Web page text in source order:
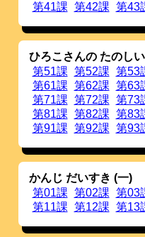
20120823
音声サンプル
ご利用にあた
TOP画面にご
20120818
日本語教育国
第41課 第42課 第43
ひろこさんの たのし
第51課 第52課 第53
第61課 第62課 第63
第71課 第72課 第73
第81課 第82課 第83
第91課 第92課 第93
かんじ だいすき (一)
第01課 第02課 第03
第11課 第12課 第13